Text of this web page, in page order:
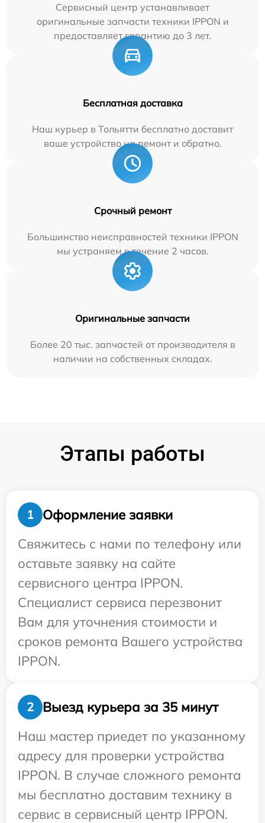
Сервисный центр устанавливает
оригинальные запчасти техники IPPON и
предоставляет гарантию до 3 лет.
Бесплатная доставка
Наш курьер в Тольятти бесплатно доставит
ваше устройство на ремонт и обратно.
Срочный ремонт
Большинство неисправностей техники IPPON
мы устраняем в течение 2 часов.
Оригинальные запчасти
Более 20 тыс. запчастей от производителя в
наличии на собственных складах.
Этапы работы
1
Оформление заявки
Свяжитесь с нами по телефону или
оставьте заявку на сайте
сервисного центра IPPON.
Специалист сервиса перезвонит
Вам для уточнения стоимости и
сроков ремонта Вашего устройства
IPPON.
2
Выезд курьера за 35 минут
Наш мастер приедет по указанному
адресу для проверки устройства
IPPON. В случае сложного ремонта
мы бесплатно доставим технику в
сервис в сервисный центр IPPON.